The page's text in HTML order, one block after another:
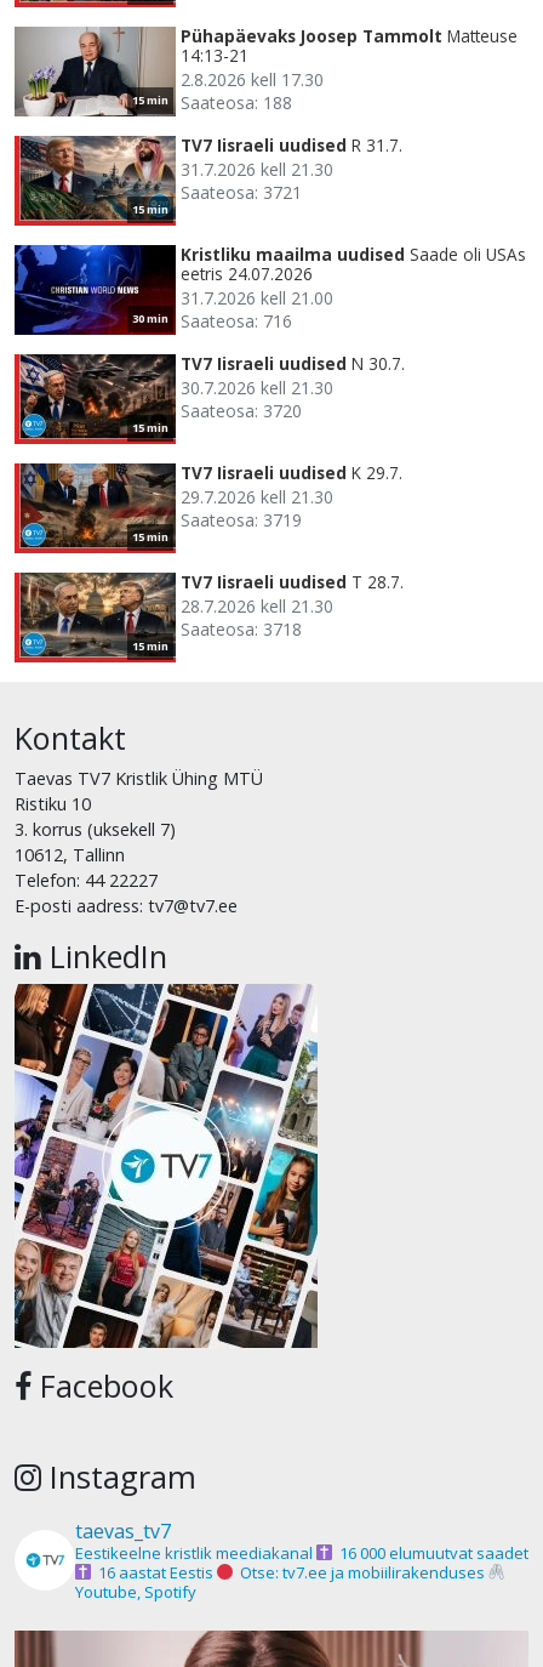
15 min
Pühapäevaks Joosep Tammolt Matteuse
14:13-21
2.8.2026 kell 17.30
Saateosa: 188
15 min
TV7 Iisraeli uudised R 31.7.
31.7.2026 kell 21.30
Saateosa: 3721
30 min
Kristliku maailma uudised Saade oli USAs
eetris 24.07.2026
31.7.2026 kell 21.00
Saateosa: 716
15 min
TV7 Iisraeli uudised N 30.7.
30.7.2026 kell 21.30
Saateosa: 3720
15 min
TV7 Iisraeli uudised K 29.7.
29.7.2026 kell 21.30
Saateosa: 3719
15 min
TV7 Iisraeli uudised T 28.7.
28.7.2026 kell 21.30
Saateosa: 3718
Kontakt
Taevas TV7 Kristlik Ühing MTÜ
Ristiku 10
3. korrus (uksekell 7)
10612, Tallinn
Telefon: 44 22227
E-posti aadress: tv7@tv7.ee
LinkedIn
Facebook
Instagram
taevas_tv7
Eestikeelne kristlik meediakanal
16 000 elumuutvat saadet
16 aastat Eestis
Otse: tv7.ee ja mobiilirakenduses
Youtube, Spotify